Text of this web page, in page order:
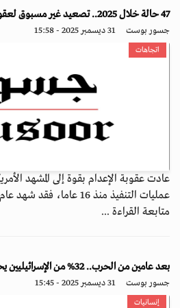
47 حالة خلال 2025.. تصعيد غير مسبوق لعقوبة الإعدام في الولايات المتحدة
جسور بوست 31 ديسمبر 2025 - 15:58
اتجاهات
عادت عقوبة الإعدام بقوة إلى المشهد
عمليات التنفيذ منذ 16 عاما، فقد شهد عام 2025 تنفيذ 47 عمل...
متابعة القراءة ...
بعد عامين من الحرب.. 32% من الإسرائيليين يحتاجون إلى علاج نفسي
جسور بوست 31 ديسمبر 2025 - 15:45
إنسانيات